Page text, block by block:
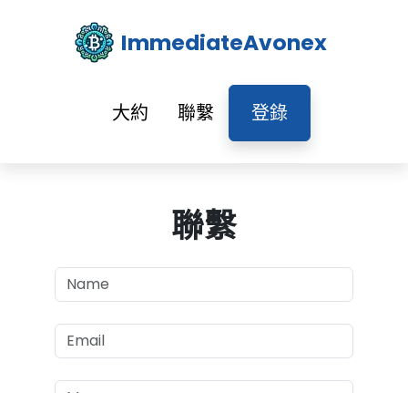
ImmediateAvonex
大約 聯繫 登錄
聯繫